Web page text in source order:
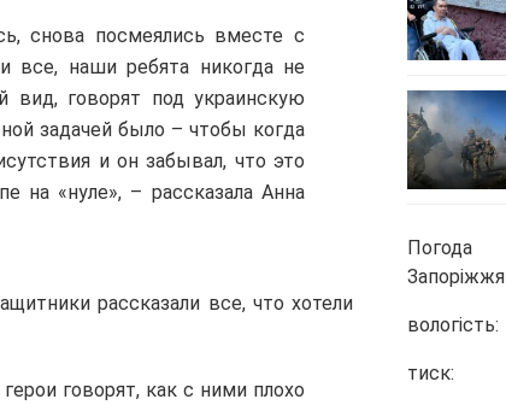
снова посмеялись вместе с
все, наши ребята никогда не
вид, говорят под украинскую
задачей было – чтобы когда
и он забывал, что это
на «нуле», – рассказала Анна
рассказали все, что хотели
говорят, как с ними плохо
Погода
Запоріжжя
вологість:
тиск: